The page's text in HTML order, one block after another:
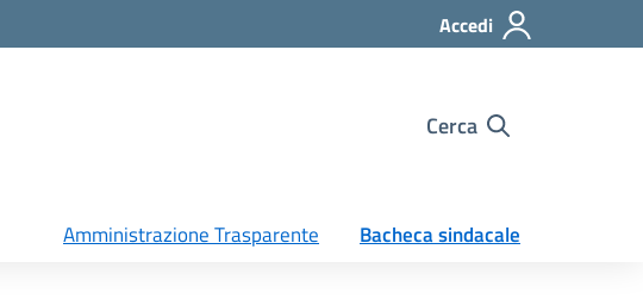
Accedi
Cerca
Amministrazione Trasparente Bacheca sindacale